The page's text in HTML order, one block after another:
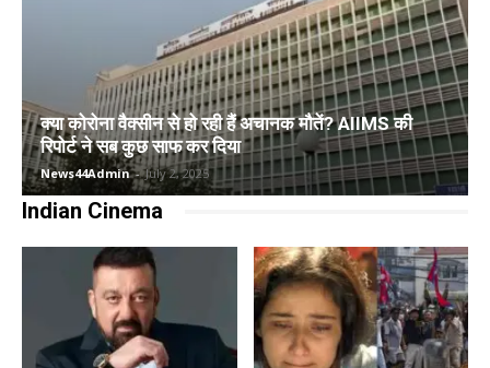
क्या कोरोना वैक्सीन से हो रही हैं अचानक मौतें? AIIMS की
रिपोर्ट ने सब कुछ साफ कर दिया
News44Admin - July 2, 2025
Indian Cinema